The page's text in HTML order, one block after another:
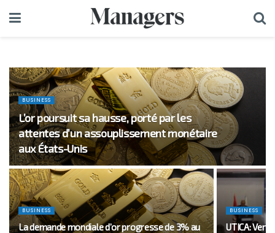
BUSINESS
L’or poursuit sa hausse, porté par les
attentes d’un assouplissement monétaire
aux États-Unis
BUSINESS
La demande mondiale d’or progresse de 3% au
BUSINESS
UTICA: